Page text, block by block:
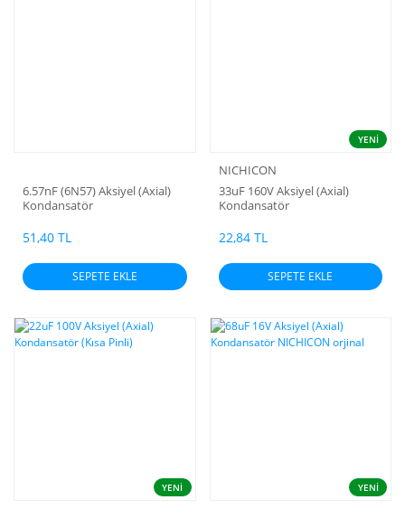
6.57nF (6N57) Aksiyel (Axial)
Kondansatör
51,40 TL
SEPETE EKLE
YENİ
NICHICON
33uF 160V Aksiyel (Axial)
Kondansatör
22,84 TL
SEPETE EKLE
YENİ YENİ